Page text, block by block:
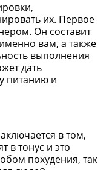
их. Первое
Он составит
вам, а также
выполнения
дать
питанию и
в том,
в тонус и это
похудения, так